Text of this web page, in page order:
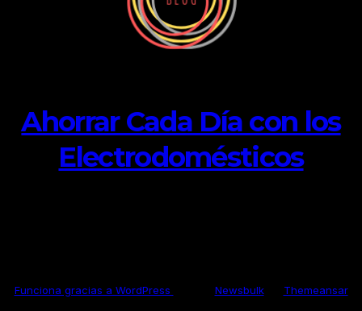
Ahorrar Cada Día con los
Electrodomésticos
Funciona gracias a WordPress Newsbulkde Themeansar